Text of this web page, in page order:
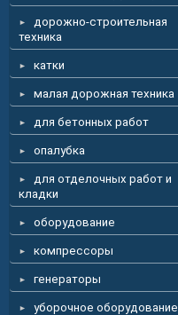
дорожно-строительная
техника
катки
малая дорожная техника
для бетонных работ
опалубка
для отделочных работ и
кладки
оборудование
компрессоры
генераторы
уборочное оборудование